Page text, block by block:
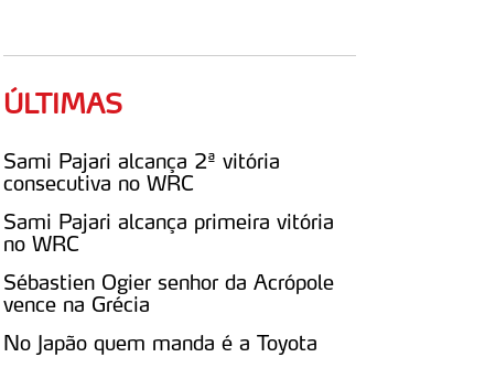
ÚLTIMAS
Sami Pajari alcança 2ª vitória
consecutiva no WRC
Sami Pajari alcança primeira vitória
no WRC
Sébastien Ogier senhor da Acrópole
vence na Grécia
No Japão quem manda é a Toyota